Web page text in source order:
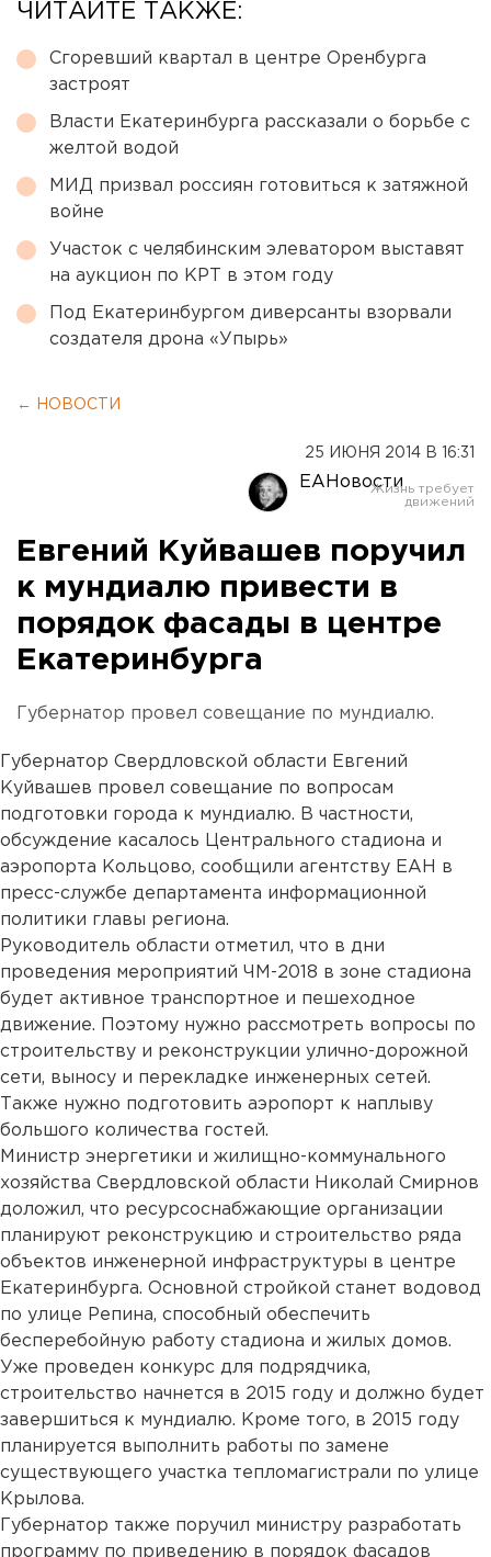
ЧИТАЙТЕ ТАКЖЕ:
Сгоревший квартал в центре Оренбурга
застроят
Власти Екатеринбурга рассказали о борьбе с
желтой водой
МИД призвал россиян готовиться к затяжной
войне
Участок с челябинским элеватором выставят
на аукцион по КРТ в этом году
Под Екатеринбургом диверсанты взорвали
создателя дрона «Упырь»
← НОВОСТИ
25 ИЮНЯ 2014 В 16:31
ЕАНовости
Евгений Куйвашев поручил
к мундиалю привести в
порядок фасады в центре
Екатеринбурга
Губернатор провел совещание по мундиалю.
Губернатор Свердловской области Евгений
Куйвашев провел совещание по вопросам
подготовки города к мундиалю. В частности,
обсуждение касалось Центрального стадиона и
аэропорта Кольцово, сообщили агентству ЕАН в
пресс-службе департамента информационной
политики главы региона.
Руководитель области отметил, что в дни
проведения мероприятий ЧМ-2018 в зоне стадиона
будет активное транспортное и пешеходное
движение. Поэтому нужно рассмотреть вопросы по
строительству и реконструкции улично-дорожной
сети, выносу и перекладке инженерных сетей.
Также нужно подготовить аэропорт к наплыву
большого количества гостей.
Министр энергетики и жилищно-коммунального
хозяйства Свердловской области Николай Смирнов
доложил, что ресурсоснабжающие организации
планируют реконструкцию и строительство ряда
объектов инженерной инфраструктуры в центре
Екатеринбурга. Основной стройкой станет водовод
по улице Репина, способный обеспечить
бесперебойную работу стадиона и жилых домов.
Уже проведен конкурс для подрядчика,
строительство начнется в 2015 году и должно будет
завершиться к мундиалю. Кроме того, в 2015 году
планируется выполнить работы по замене
существующего участка тепломагистрали по улице
Крылова.
Губернатор также поручил министру разработать
программу по приведению в порядок фасадов